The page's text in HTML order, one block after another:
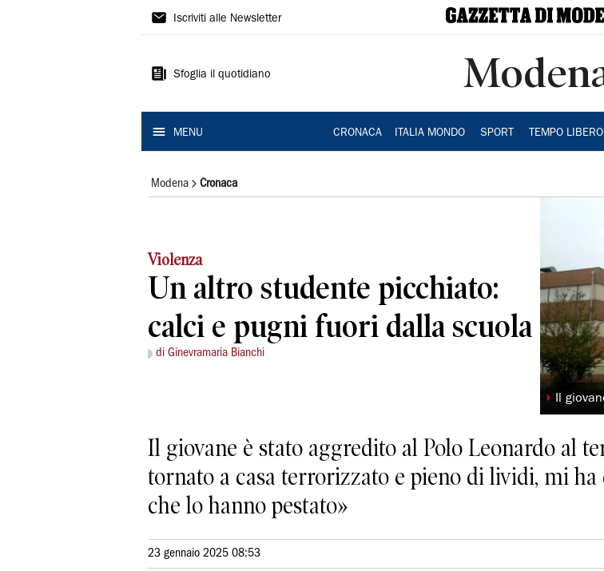
Gazzetta
Modena
Iscriviti alle Newsletter
Sfoglia il quotidiano
MENU CRONACA ITALIA MONDO SPORT TEMPO LIBERO
Modena Cronaca
Violenza
Un altro studente picchiato:
calci e pugni fuori dalla scuola
di Ginevramaria Bianchi
◗ Il
Il giovane è stato aggredito al Polo Leonardo al
tornato a casa terrorizzato e pieno di lividi, mi
che lo hanno pestato»
23 gennaio 2025 08:53